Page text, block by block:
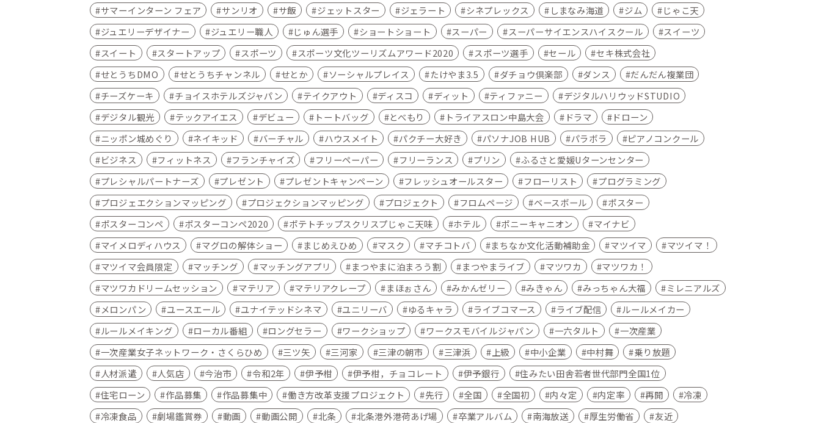
サマーインターン フェア
サンリオ サ飯 ジェットスター ジェラート シネプレックス しまなみ海道 ジム
じゃこ天
ジュエリーデザイナー
ジュエリー職人 じゅん選手 ショートショート スーパー スーパーサイエンスハイスクール
スイーツ
スイート
スタートアップ スポーツ スポーツ文化ツーリズムアワード2020 スポーツ選手 セール
セキ株式会社
せとうちDMO
せとうちチャンネル せとか ソーシャルプレイス たけやま3.5 ダチョウ倶楽部 ダンス
だんだん複業団
チーズケーキ
チョイスホテルズジャパン テイクアウト ディスコ ディット ティファニー
デジタルハリウッドSTUDIO
デジタル観光
テックアイエス デビュー トートバッグ とべもり トライアスロン中島大会 ドラマ
ドローン
ニッポン城めぐり
ネイキッド バーチャル ハウスメイト パクチー大好き パソナJOB HUB パラボラ
ピアノコンクール
ビジネス
フィットネス フランチャイズ フリーペーパー フリーランス プリン
ふるさと愛媛Uターンセンター
プレシャルパートナーズ
プレゼント プレゼントキャンペーン フレッシュオールスター フローリスト
プログラミング
プロジェエクションマッピング
プロジェクションマッピング プロジェクト フロムページ ベースボール
ポスター
ポスターコンペ
ポスターコンペ2020 ポテトチップスクリスプじゃこ天味 ホテル ポニーキャニオン
マイナビ
マイメロディハウス
マグロの解体ショー まじめえひめ マスク マチコトバ まちなか文化活動補助金 マツイマ
マツイマ！
マツイマ会員限定
マッチング マッチングアプリ まつやまに泊まろう割 まつやまライブ マツワカ
マツワカ！
マツワカドリームセッション
マテリア マテリアクレープ まほぉさん みかんゼリー みきゃん みっちゃん大福
ミレニアルズ
メロンパン
ユースエール ユナイテッドシネマ ユニリーバ ゆるキャラ ライブコマース ライブ配信
ルールメイカー
ルールメイキング
ローカル番組 ロングセラー ワークショップ ワークスモバイルジャパン 一六タルト
一次産業
一次産業女子ネットワーク・さくらひめ
三ツ矢 三河家 三津の朝市 三津浜 上級 中小企業 中村舞
乗り放題
人材派遣
人気店 今治市 令和2年 伊予柑 伊予柑，チョコレート 伊予銀行
住みたい田舎若者世代部門全国1位
住宅ローン
作品募集 作品募集中 働き方改革支援プロジェクト 先行 全国 全国初 内々定 内定率 再開
冷凍
冷凍食品
劇場鑑賞券 動画 動画公開 北条 北条港外港荷あげ場 卒業アルバム 南海放送 厚生労働省 友近